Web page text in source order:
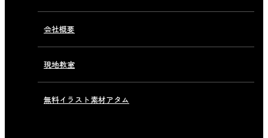
会社概要
現地教室
無料イラスト素材アタム